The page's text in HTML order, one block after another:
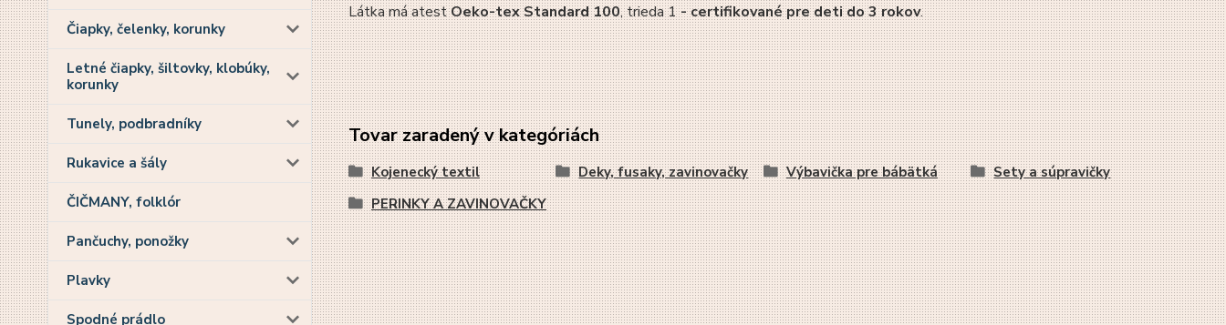
Čiapky, čelenky, korunky
Letné čiapky, šiltovky, klobúky,
korunky
Tunely, podbradníky
Rukavice a šály
ČIČMANY, folklór
Pančuchy, ponožky
Plavky
Spodné prádlo
Látka má atestOeko-tex Standard 100, trieda 1- certifikované pre deti do 3 rokov.
Tovar zaradený v kategóriách
Kojenecký textil Deky, fusaky, zavinovačky Výbavička pre bábätká
Sety a súpravičky
PERINKY A ZAVINOVAČKY